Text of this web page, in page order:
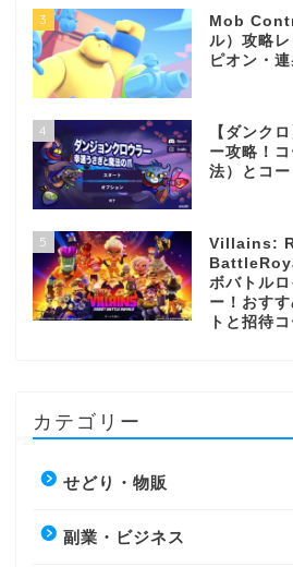
3
Mob
ル）攻略
ピオン・
4
【ダンク
ー攻略！
法）とコー
5
Villains:
ボバトル
ー！おす
トと招待コ
カテゴリー
せどり・物販
副業・ビジネス